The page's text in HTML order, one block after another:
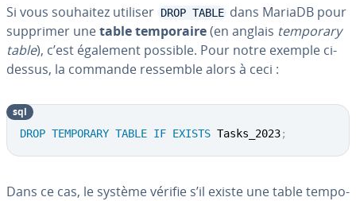
Si vous souhaitez utiliser DROP TABLE dans MariaDB pour
supprimer unetable tem­po­raire(en anglais temporary
table), c’est également possible. Pour notre exemple ci-
dessus, la commande ressemble alors à ceci :
DROP TEMPORARY TABLE IF EXISTS Tasks_2023;
sql
Dans ce cas, le système vérifie s’il existe une table tem­po­